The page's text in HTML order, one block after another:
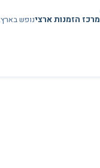
מרכז הזמנות ארצינופש בארץ